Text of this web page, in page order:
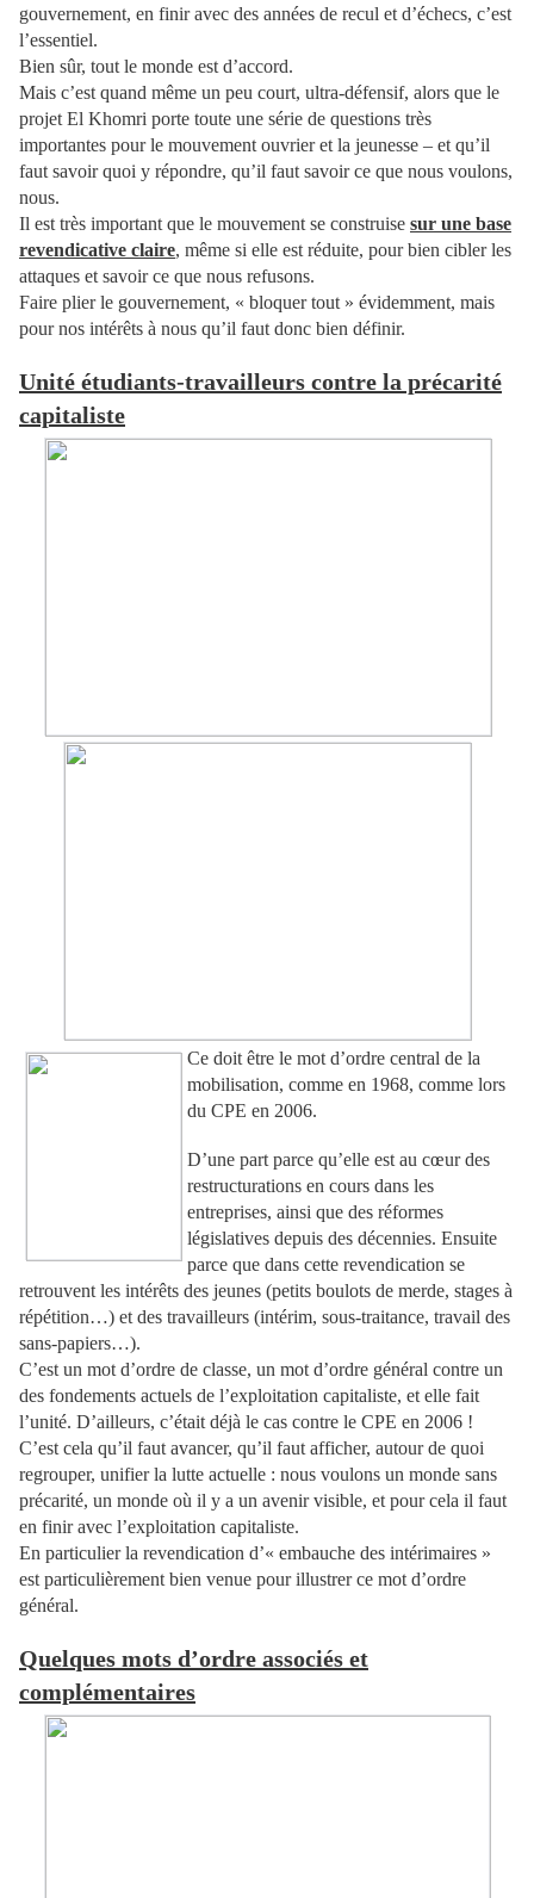
gouvernement, en finir avec des années de recul et d’échecs, c’est
l’essentiel.
Bien sûr, tout le monde est d’accord.
Mais c’est quand même un peu court, ultra-défensif, alors que le
projet El Khomri porte toute une série de questions très
importantes pour le mouvement ouvrier et la jeunesse – et qu’il
faut savoir quoi y répondre, qu’il faut savoir ce que nous voulons,
nous.
Il est très important que le mouvement se construise sur une base
revendicative claire, même si elle est réduite, pour bien cibler les
attaques et savoir ce que nous refusons.
Faire plier le gouvernement, « bloquer tout » évidemment, mais
pour nos intérêts à nous qu’il faut donc bien définir.
Unité étudiants-travailleurs contre la précarité
capitaliste
Ce doit être le mot d’ordre central de la
mobilisation, comme en 1968, comme lors
du CPE en 2006.
D’une part parce qu’elle est au cœur des
restructurations en cours dans les
entreprises, ainsi que des réformes
législatives depuis des décennies. Ensuite
parce que dans cette revendication se
retrouvent les intérêts des jeunes (petits boulots de merde, stages à
répétition…) et des travailleurs (intérim, sous-traitance, travail des
sans-papiers…).
C’est un mot d’ordre de classe, un mot d’ordre général contre un
des fondements actuels de l’exploitation capitaliste, et elle fait
l’unité. D’ailleurs, c’était déjà le cas contre le CPE en 2006 !
C’est cela qu’il faut avancer, qu’il faut afficher, autour de quoi
regrouper, unifier la lutte actuelle : nous voulons un monde sans
précarité, un monde où il y a un avenir visible, et pour cela il faut
en finir avec l’exploitation capitaliste.
En particulier la revendication d’« embauche des intérimaires »
est particulièrement bien venue pour illustrer ce mot d’ordre
général.
Quelques mots d’ordre associés et
complémentaires